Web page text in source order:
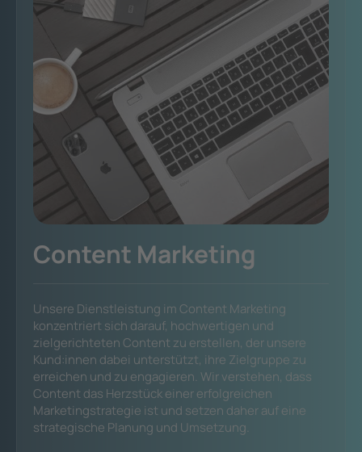
Content Marketing
Unsere Dienstleistung im Content Marketing
konzentriert sich darauf, hochwertigen und
zielgerichteten Content zu erstellen, der unsere
Kund:innen dabei unterstützt, ihre Zielgruppe zu
erreichen und zu engagieren. Wir verstehen, dass
Content das Herzstück einer erfolgreichen
Marketingstrategie ist und setzen daher auf eine
strategische Planung und Umsetzung.